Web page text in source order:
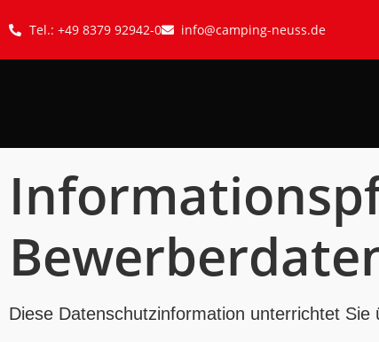
Tel.: +49 8379 92942-0 info@camping-neuss.de
Diese Datenschutzinformation unterrichtet